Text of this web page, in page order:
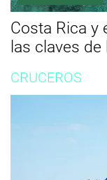
Costa Rica y
las claves
CRUCEROS